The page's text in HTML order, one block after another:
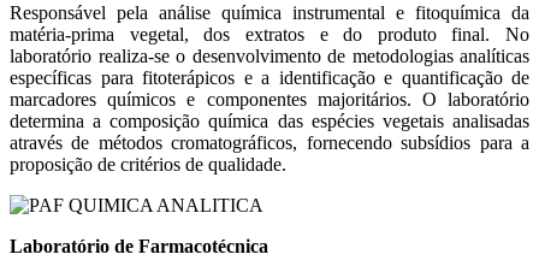
Responsável pela análise química instrumental e fitoquímica da
matéria-prima vegetal, dos extratos e do produto final. No
laboratório realiza-se o desenvolvimento de metodologias analíticas
específicas para fitoterápicos e a identificação e quantificação de
marcadores químicos e componentes majoritários. O laboratório
determina a composição química das espécies vegetais analisadas
através de métodos cromatográficos, fornecendo subsídios para a
proposição de critérios de qualidade.
Laboratório de Farmacotécnica